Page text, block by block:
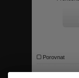
Porovnat